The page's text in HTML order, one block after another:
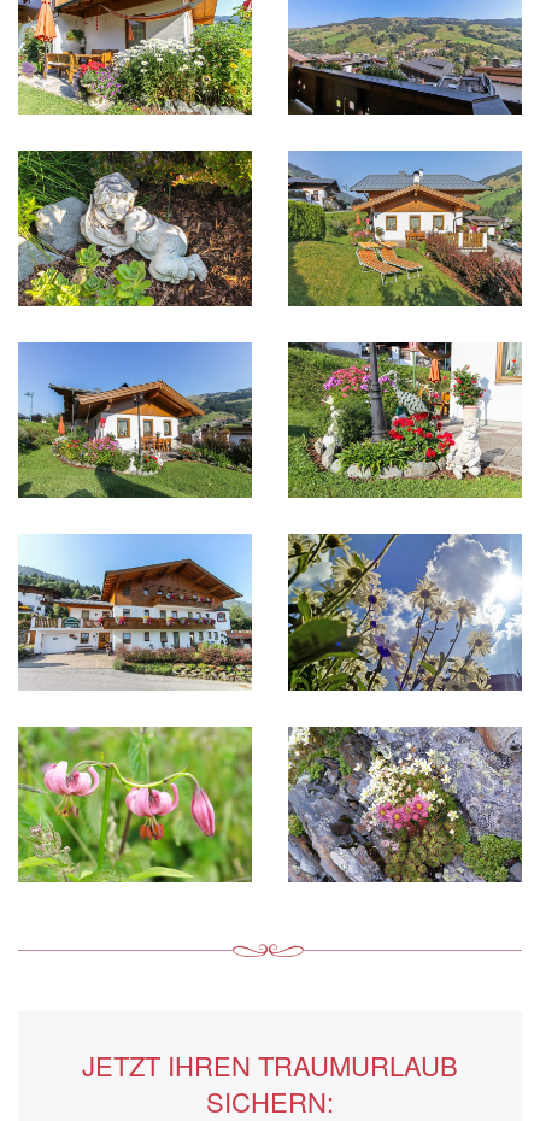
JETZT IHREN TRAUMURLAUB
SICHERN: